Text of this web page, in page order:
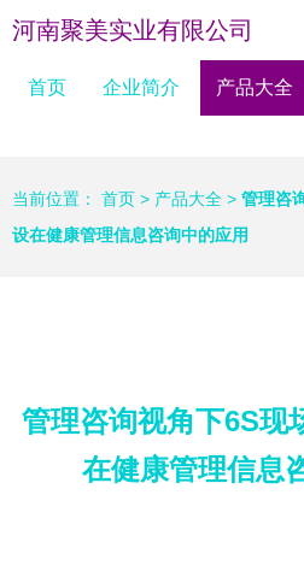
河南聚美实业有限公司
首页 企业简介 产品大全
当前位置： 首页 > 产品大全 > 管理咨
设在健康管理信息咨询中的应用
管理咨询视角下6S现
在健康管理信息